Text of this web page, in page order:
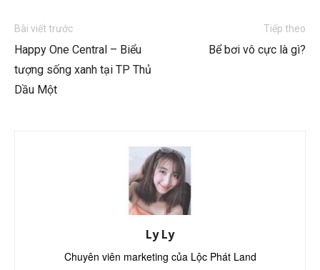
Bài viết trước
Happy One Central – Biểu
tượng sống xanh tại TP Thủ
Dầu Một
Tiếp theo
Bể bơi vô cực là gì?
Ly Ly
Chuyên viên marketing của Lộc Phát Land